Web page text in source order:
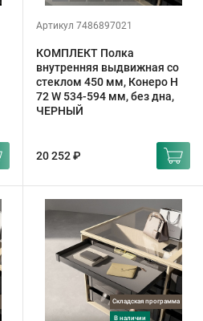
Артикул 7486897021
КОМПЛЕКТ Полка
внутренняя выдвижная со
стеклом 450 мм, Конеро H
72 W 534-594 мм, без дна,
ЧЕРНЫЙ
20 252 ₽
Складская программа
в наличии